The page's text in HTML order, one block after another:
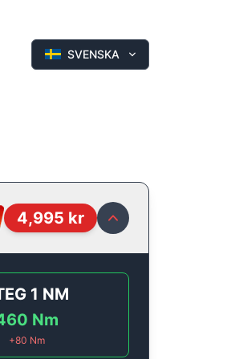
SVENSKA
4,995 kr
1 NM
Nm
+80 Nm